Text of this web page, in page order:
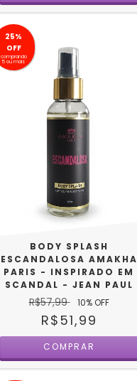
25%
OFF
comprando
5 ou mais
BODY SPLASH
ESCANDALOSA AMAKHA
PARIS - INSPIRADO EM
SCANDAL - JEAN PAUL
R$57,99 10% OFF
R$51,99
COMPRAR